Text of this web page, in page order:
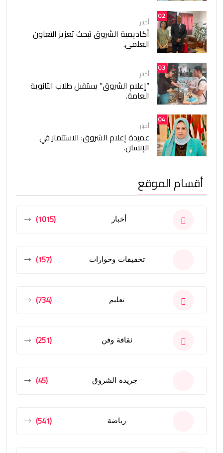
02
أخبار
أكاديمية الشروق تبحث تعزيز التعاون
العلمي.
03
أخبار
“إعلام الشروق” يستقبل طلاب الثانوية
العامة.
04
أخبار
عميدة إعلام الشروق: الاستثمار في
الإنسان.
أقسام الموقع
أخبار (1015)
تحقيقات وحوارات (157)
تعليم (734)
ثقافة وفن (251)
جريدة الشروق (45)
رياضة (541)